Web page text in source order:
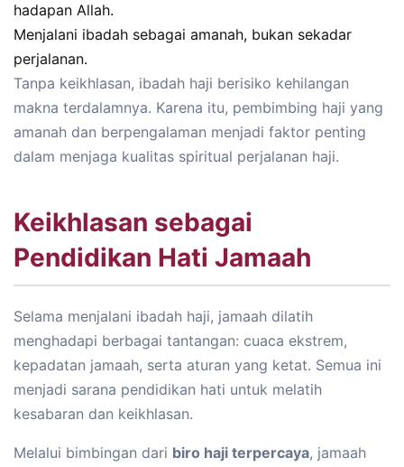
hadapan Allah.
Menjalani ibadah sebagai amanah, bukan sekadar
perjalanan.
Tanpa keikhlasan, ibadah haji berisiko kehilangan
makna terdalamnya. Karena itu, pembimbing haji yang
amanah dan berpengalaman menjadi faktor penting
dalam menjaga kualitas spiritual perjalanan haji.
Keikhlasan sebagai
Pendidikan Hati Jamaah
Selama menjalani ibadah haji, jamaah dilatih
menghadapi berbagai tantangan: cuaca ekstrem,
kepadatan jamaah, serta aturan yang ketat. Semua ini
menjadi sarana pendidikan hati untuk melatih
kesabaran dan keikhlasan.
Melalui bimbingan dari biro haji terpercaya, jamaah